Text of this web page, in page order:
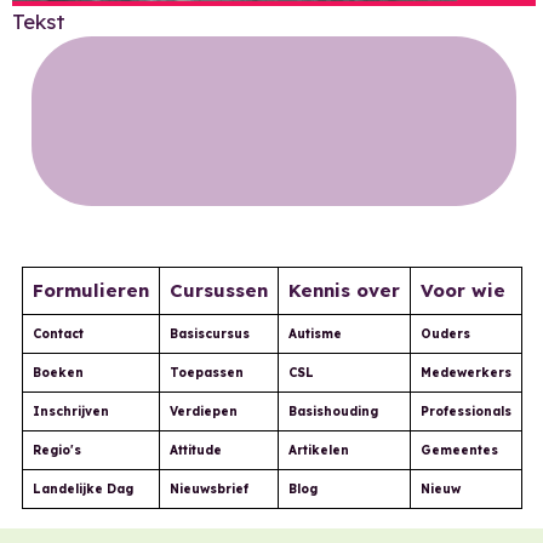
Tekst
Formulieren Cursussen Kennis over Voor wie
Contact Basiscursus Autisme Ouders
Boeken Toepassen CSL Medewerkers
Inschrijven Verdiepen Basishouding Professionals
Regio's Attitude Artikelen Gemeentes
Landelijke Dag Nieuwsbrief Blog Nieuw